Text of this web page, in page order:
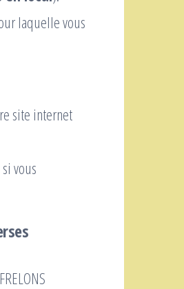
laquelle vous
site internet
vous